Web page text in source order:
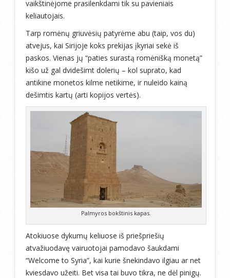
vaikštinėjome prasilenkdami tik su pavieniais
keliautojais.
Tarp romėnų griuvėsių patyrėme abu (taip, vos du)
atvejus, kai Sirijoje koks prekijas įkyriai sekė iš
paskos. Vienas jų “paties surastą romėnišką monetą”
kišo už gal dvidešimt dolerių – kol suprato, kad
antikine monetos kilme netikime, ir nuleido kainą
dešimtis kartų (arti kopijos vertės).
Palmyros bokštinis kapas.
Atokiuose dykumų keliuose iš priešpriešių
atvažiuodavę vairuotojai pamodavo šaukdami
“Welcome to Syria”, kai kurie šnekindavo ilgiau ar net
kviesdavo užeiti. Bet visa tai buvo tikra, ne dėl pinigų.